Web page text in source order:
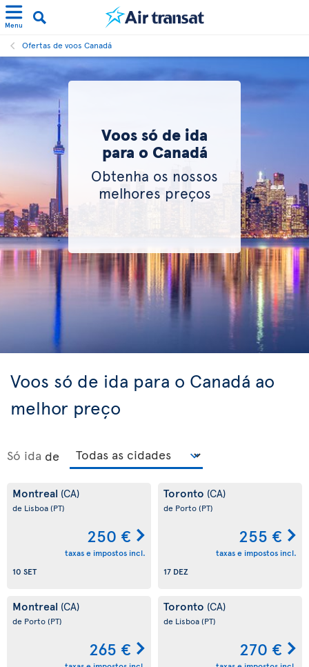
Menu
Ofertas de voos Canadá
Voos só de ida
para o Canadá
Obtenha os nossos
melhores preços
Voos só de ida para o Canadá ao
melhor preço
Só ida de
Montreal (CA)
de Lisboa(PT)
250 €
taxas e impostos incl.
10 SET
Toronto (CA)
de Porto(PT)
255 €
taxas e impostos incl.
17 DEZ
Montreal (CA)
de Porto(PT)
265 €
Toronto (CA)
de Lisboa(PT)
270 €